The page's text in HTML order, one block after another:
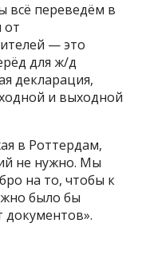
всё переведём в
от
— это
для ж/д
декларация,
и выходной
в Роттердам,
не нужно. Мы
на то, чтобы к
было бы